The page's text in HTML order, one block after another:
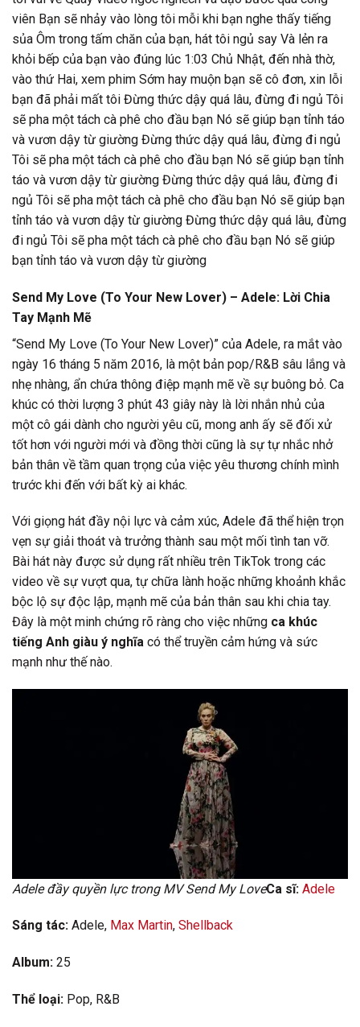
viên Bạn sẽ nhảy vào lòng tôi mỗi khi bạn nghe thấy tiếng
sủa Ôm trong tấm chăn của bạn, hát tôi ngủ say Và lẻn ra
khỏi bếp của bạn vào đúng lúc 1:03 Chủ Nhật, đến nhà thờ,
vào thứ Hai, xem phim Sớm hay muộn bạn sẽ cô đơn, xin lỗi
bạn đã phải mất tôi Đừng thức dậy quá lâu, đừng đi ngủ Tôi
sẽ pha một tách cà phê cho đầu bạn Nó sẽ giúp bạn tỉnh táo
và vươn dậy từ giường Đừng thức dậy quá lâu, đừng đi ngủ
Tôi sẽ pha một tách cà phê cho đầu bạn Nó sẽ giúp bạn tỉnh
táo và vươn dậy từ giường Đừng thức dậy quá lâu, đừng đi
ngủ Tôi sẽ pha một tách cà phê cho đầu bạn Nó sẽ giúp bạn
tỉnh táo và vươn dậy từ giường Đừng thức dậy quá lâu, đừng
đi ngủ Tôi sẽ pha một tách cà phê cho đầu bạn Nó sẽ giúp
bạn tỉnh táo và vươn dậy từ giường
Send My Love (To Your New Lover) – Adele: Lời Chia
Tay Mạnh Mẽ
“Send My Love (To Your New Lover)” của Adele, ra mắt vào
ngày 16 tháng 5 năm 2016, là một bản pop/R&B sâu lắng và
nhẹ nhàng, ẩn chứa thông điệp mạnh mẽ về sự buông bỏ. Ca
khúc có thời lượng 3 phút 43 giây này là lời nhắn nhủ của
một cô gái dành cho người yêu cũ, mong anh ấy sẽ đối xử
tốt hơn với người mới và đồng thời cũng là sự tự nhắc nhở
bản thân về tầm quan trọng của việc yêu thương chính mình
trước khi đến với bất kỳ ai khác.
Với giọng hát đầy nội lực và cảm xúc, Adele đã thể hiện trọn
vẹn sự giải thoát và trưởng thành sau một mối tình tan vỡ.
Bài hát này được sử dụng rất nhiều trên TikTok trong các
video về sự vượt qua, tự chữa lành hoặc những khoảnh khắc
bộc lộ sự độc lập, mạnh mẽ của bản thân sau khi chia tay.
Đây là một minh chứng rõ ràng cho việc những ca khúc
tiếng Anh giàu ý nghĩa có thể truyền cảm hứng và sức
mạnh như thế nào.
Adele đầy quyền lực trong MV Send My LoveCa sĩ: Adele
Sáng tác: Adele, Max Martin, Shellback
Album: 25
Thể loại: Pop, R&B